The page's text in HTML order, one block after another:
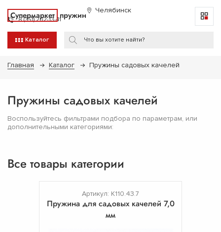
Супермаркет пружин Челябинск
8 (351) 202-13-41
Каталог
Главная Каталог Пружины садовых качелей
Пружины садовых качелей
Воспользуйтесь фильтрами подбора по параметрам, или
дополнительными категориями:
Все товары категории
Артикул: К110.43.7
Пружина для садовых качелей 7,0
мм